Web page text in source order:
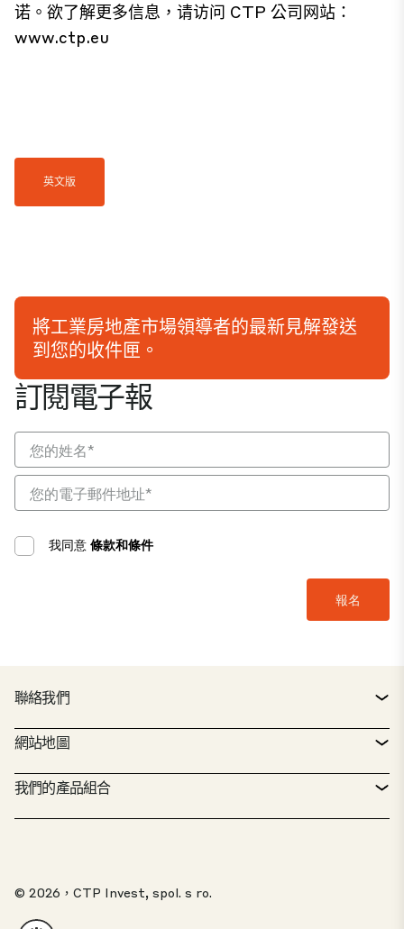
诺。欲了解更多信息，请访问 CTP 公司网站：
www.ctp.eu
英文版
訂閱電子報
我同意 條款和條件
將工業房地產市場領導者的最新見解發送
到您的收件匣。
聯絡我們
聯絡方式
服務台
檢舉專區
網站地圖
房地產搜尋
永續發展
關於我們
我們的產品組合
20 佳公園
© 2026，CTP Invest, spol. s ro.